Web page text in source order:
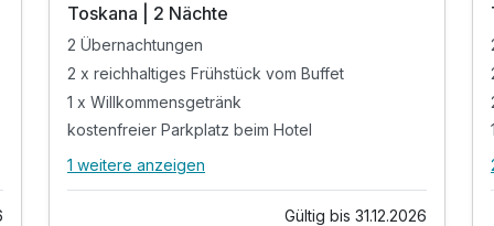
Toskana | 2 Nächte
2 Übernachtungen
2 x reichhaltiges Frühstück vom Buffet
1 x Willkommensgetränk
kostenfreier Parkplatz beim Hotel
Alle Inklusivleistungen
1 weitere anzeigen
Gültig bis 31.12.2026